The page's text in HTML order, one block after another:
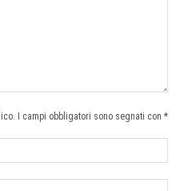
I campi obbligatori sono segnati con *